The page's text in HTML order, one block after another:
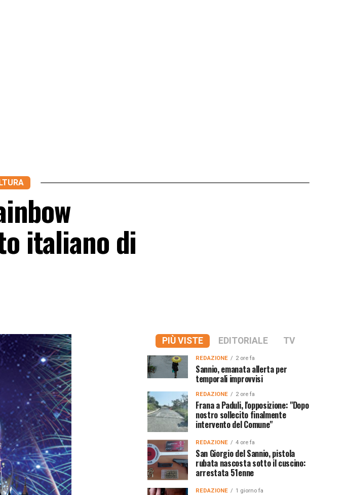
italiano di
PIÙ VISTE EDITORIALE TV
REDAZIONE 2 ore fa
Sannio, emanata allerta per
temporali improvvisi
REDAZIONE 2 ore fa
Frana a Paduli, l'opposizione: "Dopo
nostro sollecito finalmente
intervento del Comune"
REDAZIONE 4 ore fa
San Giorgio del Sannio, pistola
rubata nascosta sotto il cuscino:
arrestata 51enne
REDAZIONE 1 giorno fa